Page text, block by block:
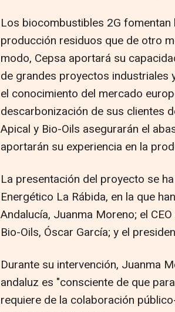
Los biocombustibles 2G
producción residuos que de otro
modo, Cepsa aportará su
de grandes proyectos
el conocimiento del mercado
descarbonización de sus clientes
Apical y Bio-Oils asegurarán el
aportarán su experiencia en la
La presentación del proyecto se
Energético La Rábida, en la que
Andalucía, Juanma Moreno; el
Bio-Oils, Óscar García; y el
Durante su intervención, Juanma
andaluz es "consciente de que
requiere de la colaboración